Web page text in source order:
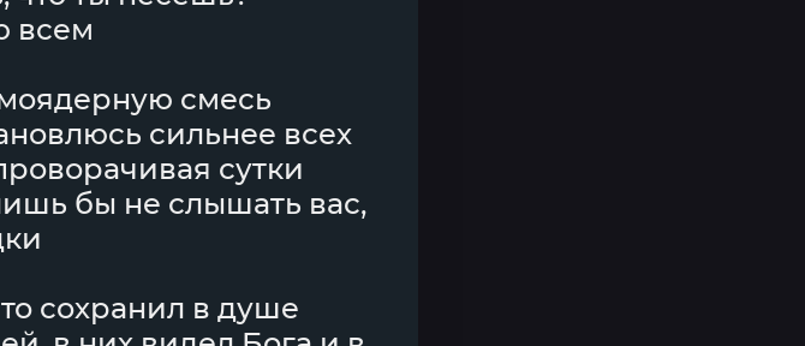
всем
смесь
сильнее всех
сутки
бы не слышать вас,
сохранил в душе